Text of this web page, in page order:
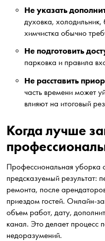
Не указать
духовка,
химчистка обычно
Не подготовить
парковка и правила
Не расставить
часть времени может
влияют на итоговый
Когда лучше
Профессиональная уборка
предсказуемый результат:
ремонта, после
приездом гостей. Онлайн-
объем работ, дату,
канал. Это делает процесс
недоразумений.